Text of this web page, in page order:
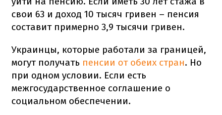
свои 63 и доход 10 тысяч гривен – пенсия
составит примерно 3,9 тысячи гривен.
Украинцы, которые работали за границей,
могут получать пенсии от обеих стран. Но
при одном условии. Если есть
межгосударственное соглашение о
социальном обеспечении.